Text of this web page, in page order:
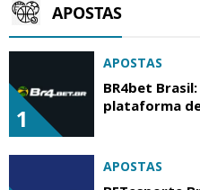
APOSTAS
1
APOSTAS
BR4bet
plataforma
APOSTAS